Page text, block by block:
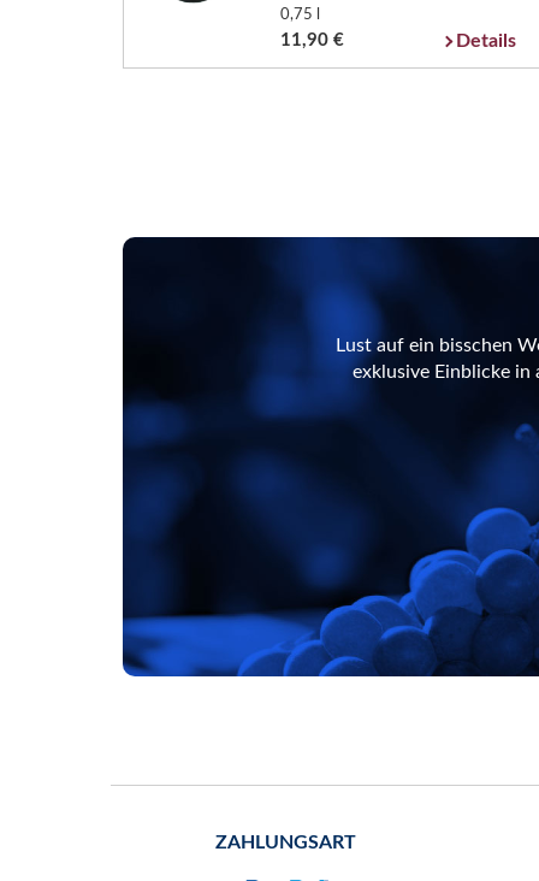
0,75 l
11,90 € Details
Lust auf ein bisschen
exklusive Einblicke in
ZAHLUNGSART